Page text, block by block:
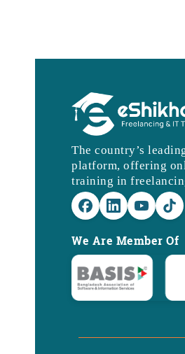
The country’s
platform, offering
training in
We Are Member Of